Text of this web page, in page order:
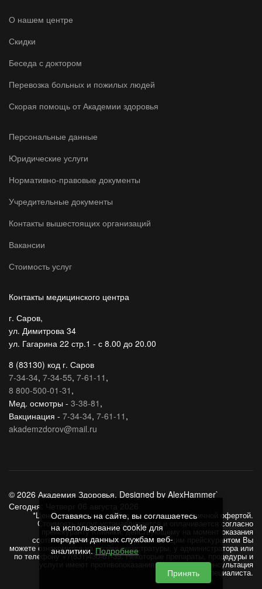
Оставаясь на сайте, вы соглашаетесь
на использование cookie для
передачи данных службам веб-
аналитики. Подробнее
Принять
О нашем центре
Скидки
Беседа с доктором
Перевозка больных и пожилых людей
Скорая помощь от Академии здоровья
Персональные данные
Юридические услуги
Нормативно-правовые документы
Учредительные документы
Контакты вышестоящих организаций
Вакансии
Стоимость услуг
Контакты медицинского центра
г. Саров,
ул. Димитрова 34
ул. Гагарина 22 стр.1 - с 8.00 до 20.00
8 (83130) код г. Саров
7-34-34, 7-34-55, 7-61-11 ,
8 800-500-01-31 ,
Мед. осмотры - 3-38-81 ,
Вакцинация - 7-34-34, 7-61-11 ,
akademzdorov@mail.ru
© 2026 Академия Здоровья. Designed by AlexHammer`
Сегодня: Четверг 06 августа 2026
*Цены, указанные на сайте, не являются публичной офертой.
Стоимость услуг устанавливается и оплачивается согласно
прейскуранту Клиники, действующему на момент оказания
соответствующей услуги. С действующим прейскурантом Вы
можете ознакомится на стойке регистратуры, у администратора или
по телефону +7(831)430-61-39. Некоторые препараты, процедуры и
услуги имеют противопоказания. Необходима консультация
специалиста.